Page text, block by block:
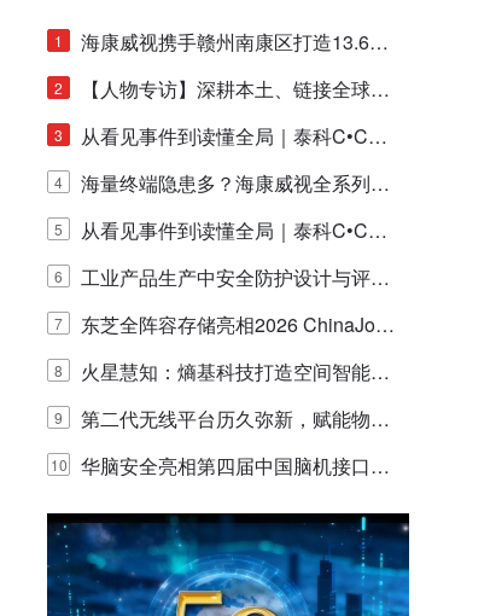
1
海康威视携手赣州南康区打造13.6公
里绿波网
2
【人物专访】深耕本土、链接全球：
泰科安防设备张宁解码中国安防出海
新范式
3
从看见事件到读懂全局｜泰科C•CUR
E IQ 3.20开启安防运营智能新时代
4
海量终端隐患多？海康威视全系列物
联安全产品，四层守护更放心！
5
从看见事件到读懂全局｜泰科C•CUR
E IQ 3.20开启安防运营智能新时代
6
工业产品生产中安全防护设计与评估
的实践与探讨
7
东芝全阵容存储亮相2026 ChinaJo
y，以海量数据底座赋能“与AI同游”新
体验
8
火星慧知：熵基科技打造空间智能时
代的认知中枢
9
第二代无线平台历久弥新，赋能物联
网创新迭代
10
华脑安全亮相第四届中国脑机接口大
赛 工业安全脑机接口技术赢行业顶级
专家关注